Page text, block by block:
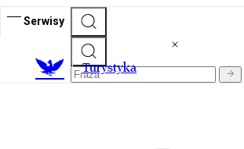
Serwisy
Turystyka